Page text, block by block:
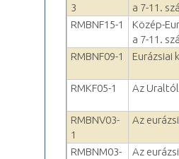
3
a 7-11.
RMBNF15-1
Közép-
a 7-11.
RMBNF09-1 Eurázsiai
RMKF05-1 Az
RMBNV03-
1
Az
RMBNM03-
Az